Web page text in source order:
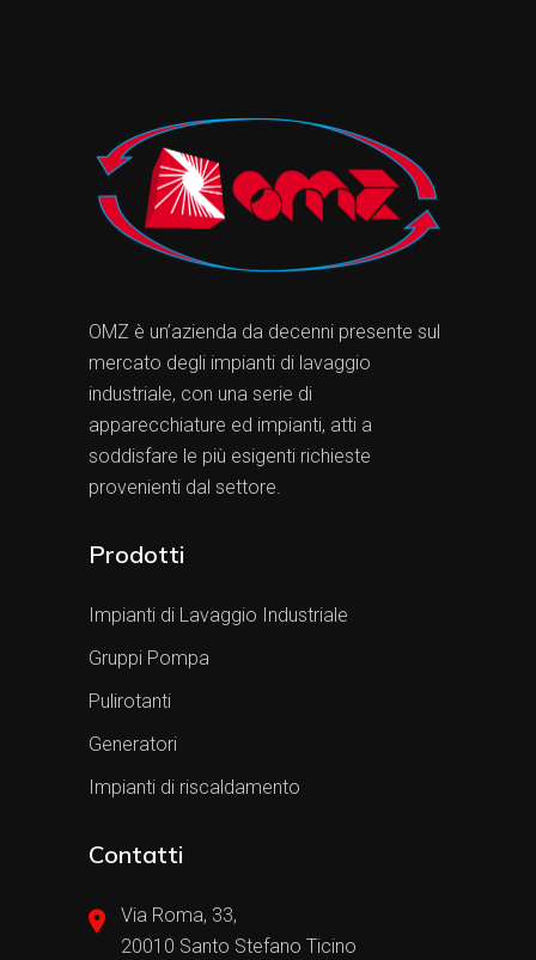
OMZ è un’azienda da decenni presente sul
mercato degli impianti di lavaggio
industriale, con una serie di
apparecchiature ed impianti, atti a
soddisfare le più esigenti richieste
provenienti dal settore.
Prodotti
Impianti di Lavaggio Industriale
Gruppi Pompa
Pulirotanti
Generatori
Impianti di riscaldamento
Contatti
Via Roma, 33,
20010 Santo Stefano Ticino